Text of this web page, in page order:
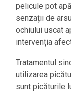
pelicule pot
senzații de
ochiului uscat
intervenția
Tratamentul
utilizarea
sunt picăturile